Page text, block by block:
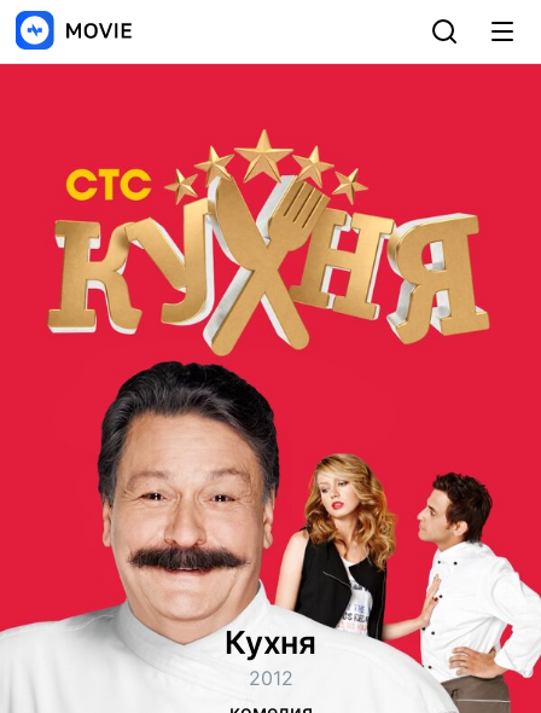
Кухня
2012